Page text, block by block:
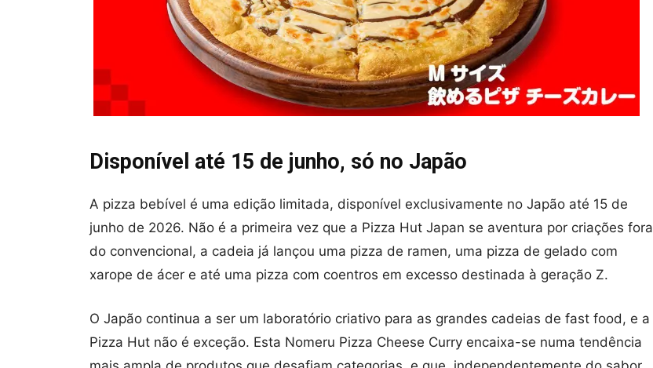
Disponível até 15 de junho, só no Japão
A pizza bebível é uma edição limitada, disponível exclusivamente no Japão até 15 de
junho de 2026. Não é a primeira vez que a Pizza Hut Japan se aventura por criações fora
do convencional, a cadeia já lançou uma pizza de ramen, uma pizza de gelado com
xarope de ácer e até uma pizza com coentros em excesso destinada à geração Z.
O Japão continua a ser um laboratório criativo para as grandes cadeias de fast food, e a
Pizza Hut não é exceção. Esta Nomeru Pizza Cheese Curry encaixa-se numa tendência